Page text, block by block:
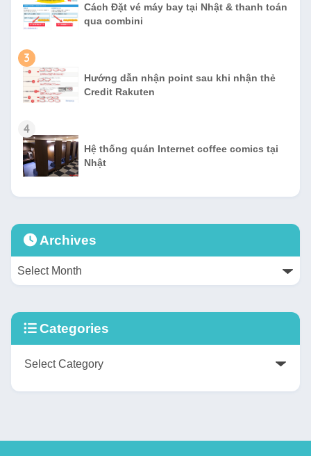
Cách Đặt vé máy bay tại Nhật & thanh toán
qua combini
3
Hướng dẫn nhận point sau khi nhận thẻ
Credit Rakuten
4
Hệ thống quán Internet coffee comics tại
Nhật
Archives
Categories